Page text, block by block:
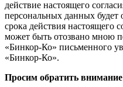
действие настоящего
персональных данных будет
срока действия настоящего
может быть отозвано мною
«Бинкор-Ко» письменного
«Бинкор-Ко».
Просим обратить внимание